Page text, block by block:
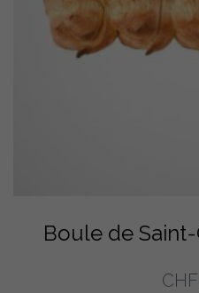
Boule de
CHF